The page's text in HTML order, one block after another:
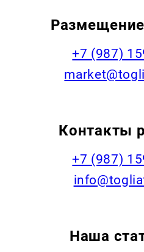
+7 (987)
Контакты
+7 (987)
Наша